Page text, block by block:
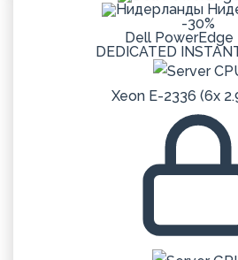
-30%
Dell PowerEdge
DEDICATED
Xeon E-2336 (6x